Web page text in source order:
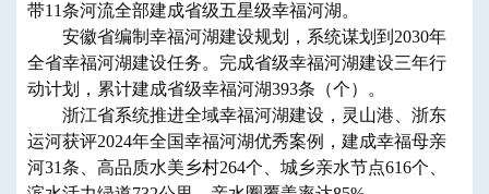
带11条河流全部建成省级五星级幸福河湖。
安徽省编制幸福河湖建设规划，系统谋划到2030年
全省幸福河湖建设任务。完成省级幸福河湖建设三年行
动计划，累计建成省级幸福河湖393条（个）。
浙江省系统推进全域幸福河湖建设，灵山港、浙东
运河获评2024年全国幸福河湖优秀案例，建成幸福母亲
河31条、高品质水美乡村264个、城乡亲水节点616个、